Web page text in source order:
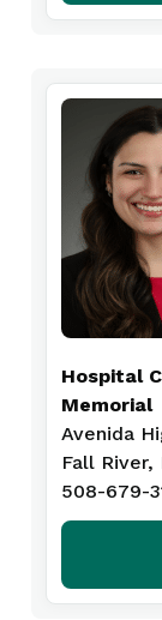
Hospital
Memorial
Avenida
Fall River,
508-679-